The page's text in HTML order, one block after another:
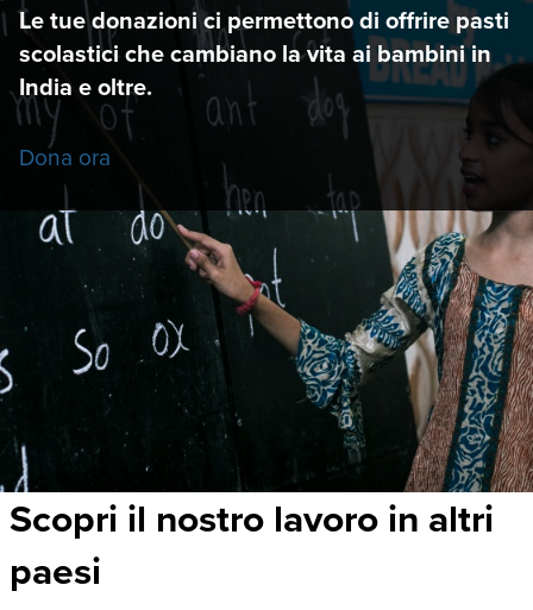
Le tue donazioni ci permettono di offrire pasti
scolastici che cambiano la vita ai bambini in
India e oltre.
Dona ora
Scopri il nostro lavoro in altri
paesi